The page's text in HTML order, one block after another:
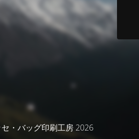
・バッグ印刷工房 2026